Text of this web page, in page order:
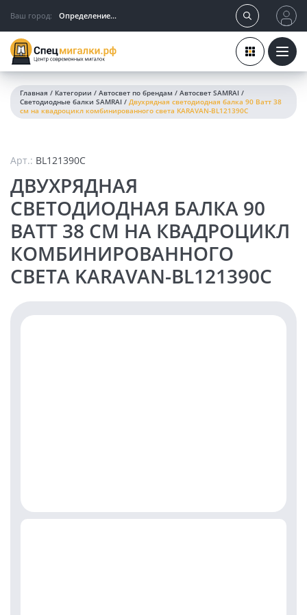
Ваш город: Определение...
Главная / Категории / Автосвет по брендам / Автосвет SAMRAI /
Светодиодные балки SAMRAI / Двухрядная светодиодная балка 90 Ватт 38
см на квадроцикл комбинированного света KARAVAN-BL121390C
Арт.: BL121390C
ДВУХРЯДНАЯ
СВЕТОДИОДНАЯ БАЛКА 90
ВАТТ 38 СМ НА КВАДРОЦИКЛ
КОМБИНИРОВАННОГО
СВЕТА KARAVAN-BL121390C